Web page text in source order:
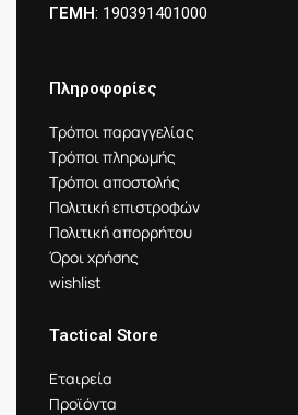
ΓΕΜΗ: 190391401000
Πληροφορίες
Τρόποι παραγγελίας
Τρόποι πληρωμής
Τρόποι αποστολής
Πολιτική επιστροφών
Πολιτική απορρήτου
Όροι χρήσης
wishlist
Tactical Store
Εταιρεία
Προϊόντα